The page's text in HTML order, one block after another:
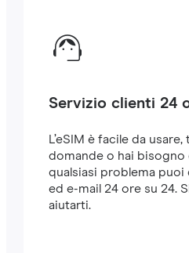
Servizio clienti 24
L’eSIM è facile da
domande o hai bisogno
qualsiasi problema
ed e-mail 24 ore su 24.
aiutarti.